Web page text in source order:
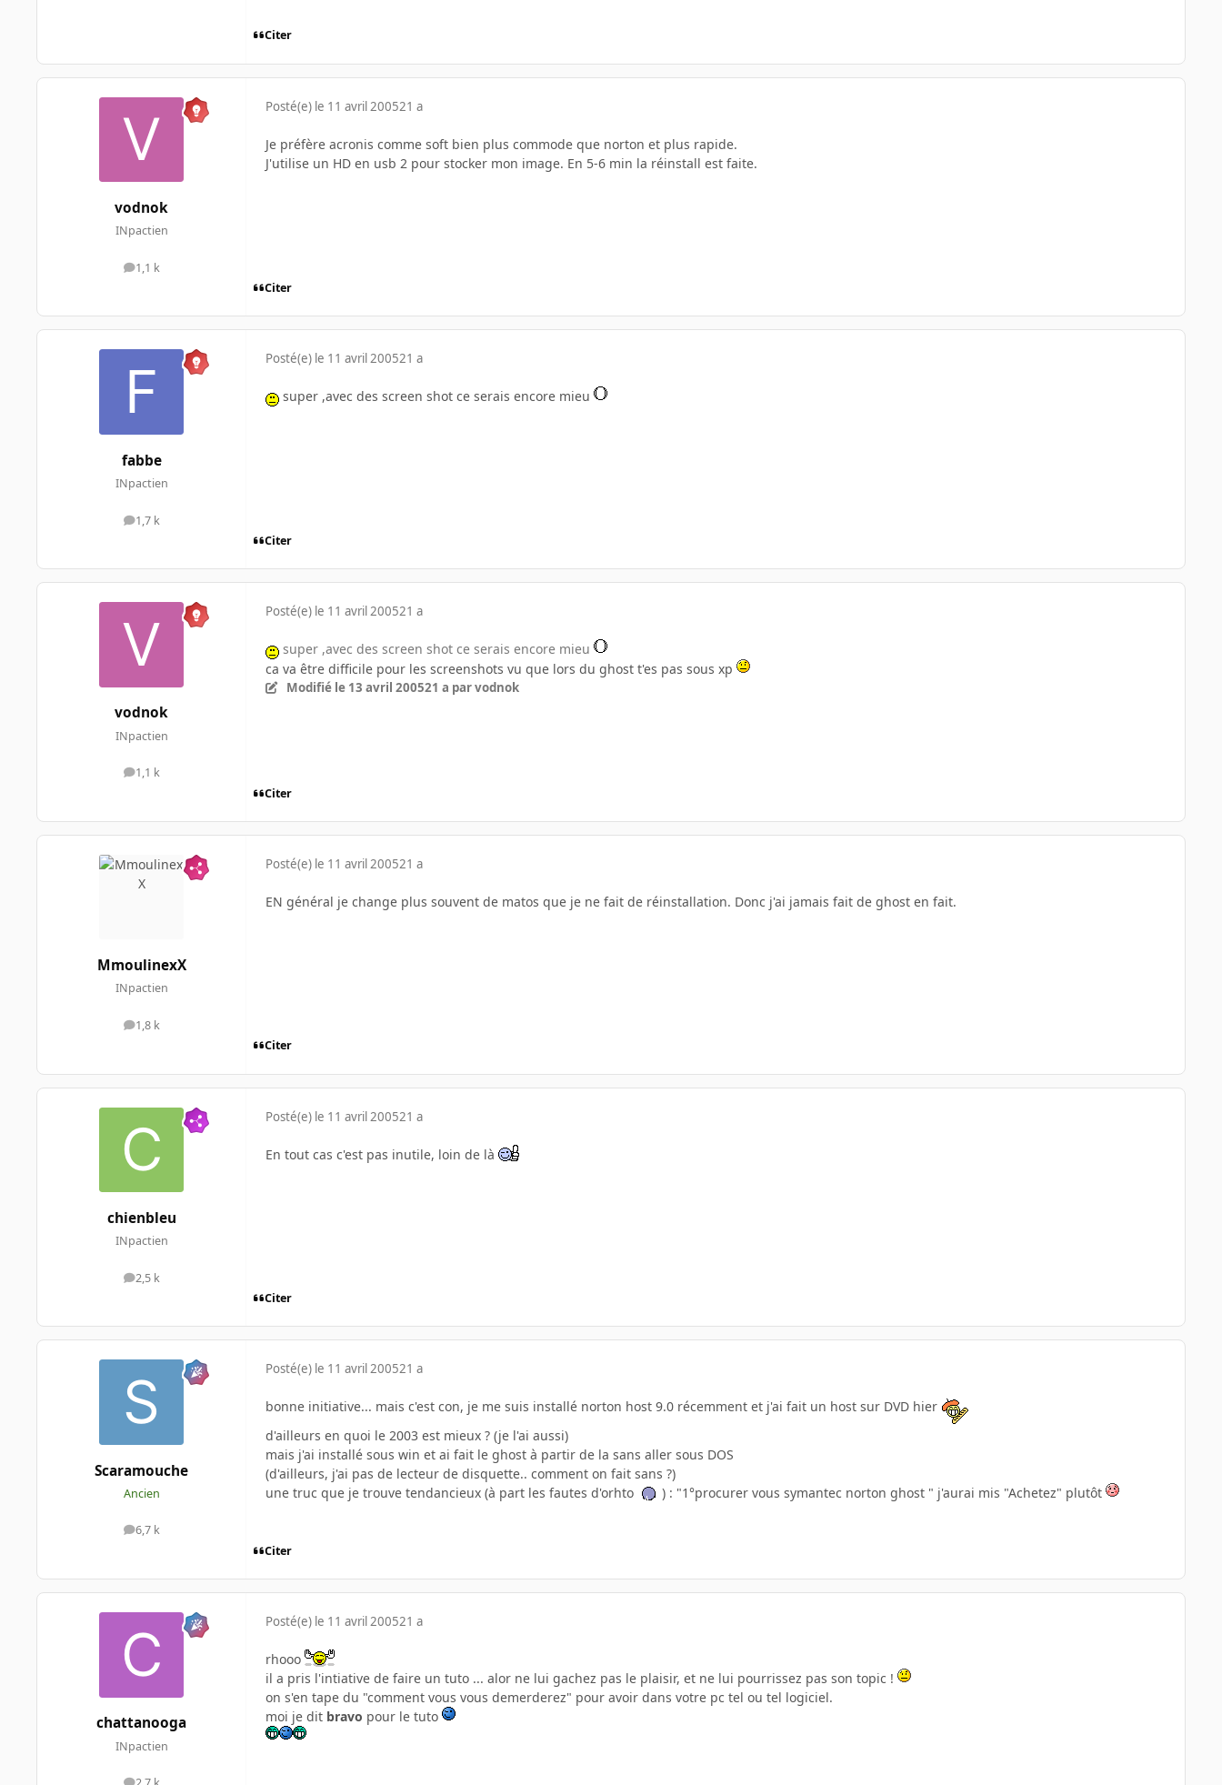
Citer
vodnok
INpactien
1,1 k
messages
Posté(e) le 11 avril 200521 a
Je préfère acronis comme soft bien plus commode que norton et plus rapide.
J'utilise un HD en usb 2 pour stocker mon image. En 5-6 min la réinstall est faite.
Citer
fabbe
INpactien
1,7 k
messages
Posté(e) le 11 avril 200521 a
super ,avec des screen shot ce serais encore mieu
Citer
vodnok
INpactien
1,1 k
messages
Posté(e) le 11 avril 200521 a
super ,avec des screen shot ce serais encore mieu
ca va être difficile pour les screenshots vu que lors du ghost t'es pas sous xp
Modifié le 13 avril 200521 a par vodnok
Citer
MmoulinexX
INpactien
1,8 k
messages
Posté(e) le 11 avril 200521 a
EN général je change plus souvent de matos que je ne fait de réinstallation. Donc j'ai jamais fait de ghost en fait.
Citer
chienbleu
INpactien
2,5 k
messages
Posté(e) le 11 avril 200521 a
En tout cas c'est pas inutile, loin de là
Citer
Scaramouche
Ancien
6,7 k
messages
Posté(e) le 11 avril 200521 a
bonne initiative... mais c'est con, je me suis installé norton host 9.0 récemment et j'ai fait un host sur DVD hier
d'ailleurs en quoi le 2003 est mieux ? (je l'ai aussi)
mais j'ai installé sous win et ai fait le ghost à partir de la sans aller sous DOS
(d'ailleurs, j'ai pas de lecteur de disquette.. comment on fait sans ?)
une truc que je trouve tendancieux (à part les fautes d'orhto
) : "1°procurer vous symantec norton ghost " j'aurai mis "Achetez" plutôt
Citer
chattanooga
INpactien
Posté(e) le 11 avril 200521 a
rhooo
il a pris l'intiative de faire un tuto ... alor ne lui gachez pas le plaisir, et ne lui pourrissez pas son topic !
on s'en tape du "comment vous vous demerderez" pour avoir dans votre pc tel ou tel logiciel.
moi je dit bravo pour le tuto